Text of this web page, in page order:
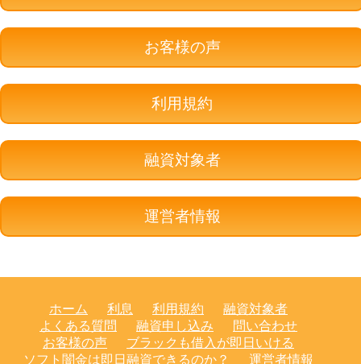
お客様の声
利用規約
融資対象者
運営者情報
ホーム 利息 利用規約
融資対象者
よくある質問
融資申し込み
問い合わせ
お客様の声
ブラックも借入が即日いける
ソフト闇金は即日融資できるのか？
運営者情報